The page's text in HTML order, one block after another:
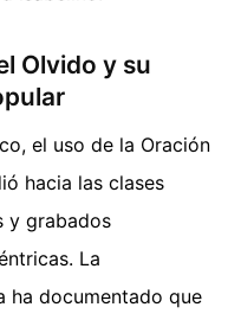
Olvido y su
el uso de la Oración
hacia las clases
y grabados
La
ha documentado que